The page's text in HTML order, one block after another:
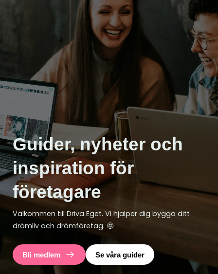
Guider, nyheter och
inspiration för
företagare
Välkommen till Driva Eget. Vi hjälper dig bygga ditt
drömliv och drömföretag. 🤩
Bli medlem Se våra guider